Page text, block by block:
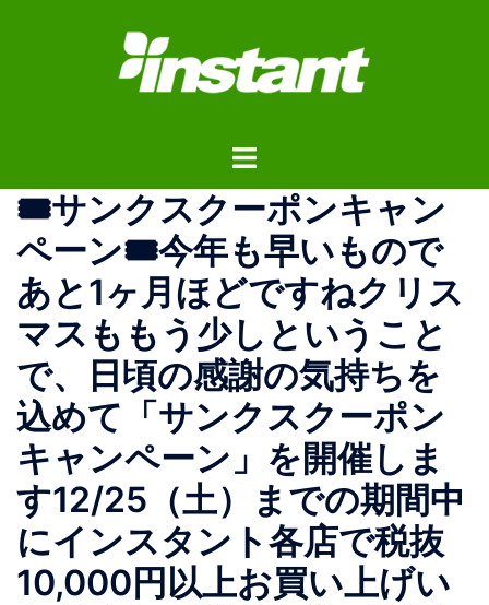
ス
ト
ル
メ
ニ
ュ
ー
🎟サンクスクーポンキャン
ペーン🎟今年も早いもので
あと1ヶ月ほどですね️クリス
マスももう少しということ
で、日頃の感謝の気持ちを
込めて「サンクスクーポン
キャンペーン」を開催しま
す︎12/25（土）までの期間中
にインスタント各店で税抜
10,000円以上お買い上げい